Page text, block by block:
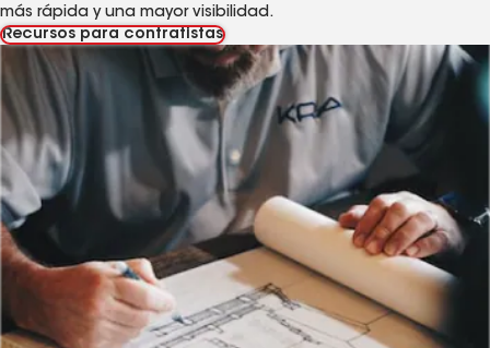
más rápida y una mayor visibilidad.
Recursos para contratistas